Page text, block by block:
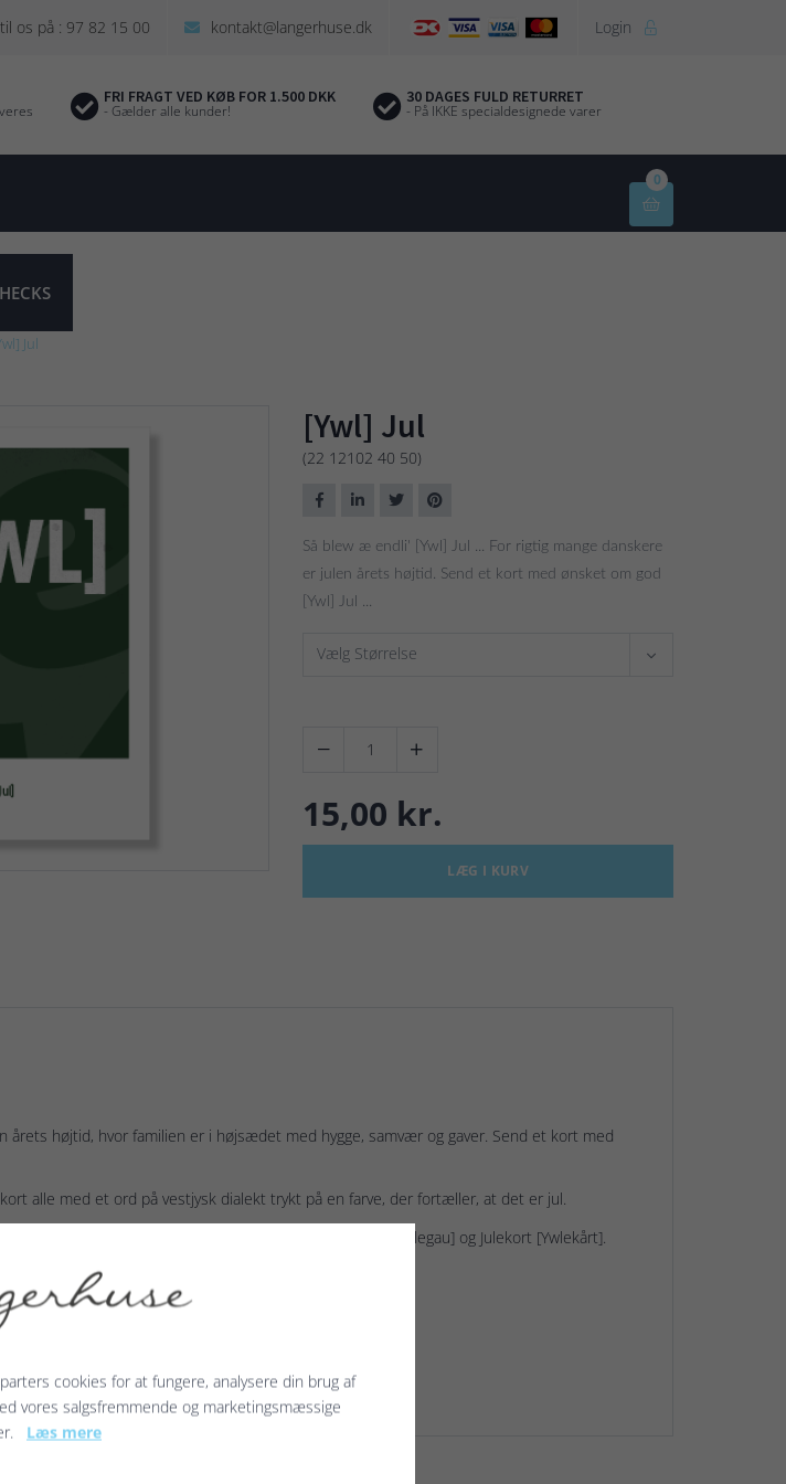
Login 
os på : 97 82 15 00 kontakt@langerhuse.dk
FRI FRAGT VED KØB FOR 1.500 DKK
- Gælder alle kunder!
30 DAGES FULD RETURRET
- På IKKE specialdesignede varer

0
Jul
[Ywl] Jul
(22 12102 40 50)
Så blew æ endli' [Ywl] Jul ... For rigtig mange danskere
er julen årets højtid. Send et kort med ønsket om god
[Ywl] Jul ...
Vælg Størrelse
 
15,00 kr.
LÆG I KURV
årets højtid, hvor familien er i højsædet med hygge, samvær og gaver. Send et kort med
alle med et ord på vestjysk dialekt trykt på en farve, der fortæller, at det er jul.
jul [Glædelig Ywl], Julefrokost (Ywlefrokåst], Julegave [Ywlegau] og Julekort [Ywlekårt].
cookies for at fungere, analysere din brug af
vores salgsfremmende og marketingsmæssige
Læs mere